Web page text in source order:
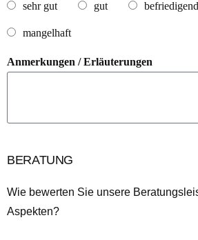
sehr gut gut
befriedigend
mangelhaft
Anmerkungen / Erläuterungen
BERATUNG
Wie bewerten Sie unsere
Aspekten?